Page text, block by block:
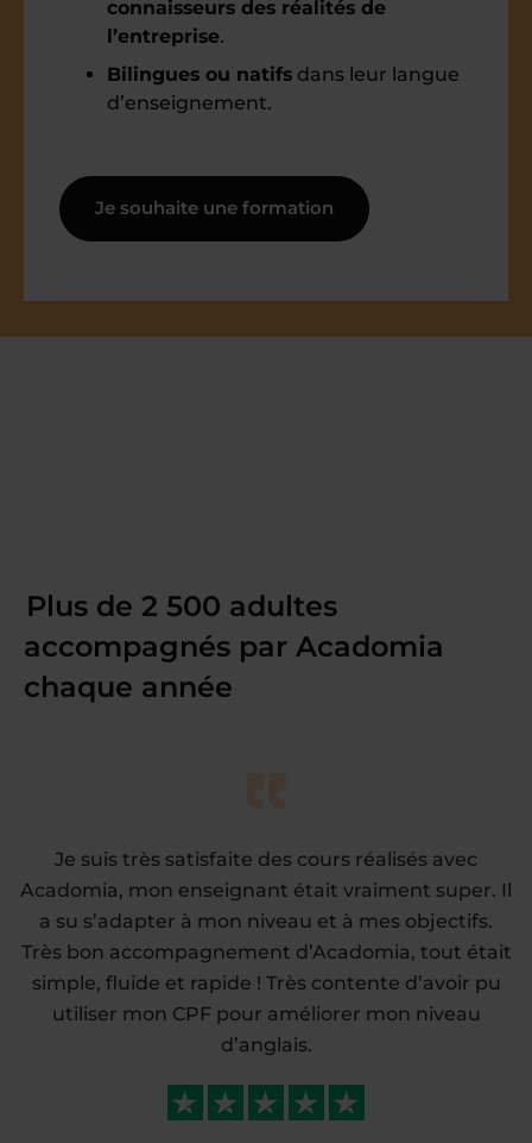
connaisseurs des réalités de
l’entreprise.
Bilingues ou natifs dans leur langue
d’enseignement.
Je souhaite une formation
Plus de 2 500 adultes
accompagnés par Acadomia
chaque année
Je suis très satisfaite des cours réalisés avec
Acadomia, mon enseignant était vraiment super. Il
a su s’adapter à mon niveau et à mes objectifs.
Très bon accompagnement d’Acadomia, tout était
simple, fluide et rapide ! Très contente d’avoir pu
utiliser mon CPF pour améliorer mon niveau
d’anglais.